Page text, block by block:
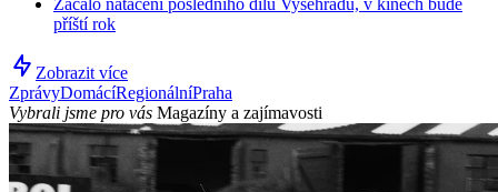
Začalo natáčení posledního dílu Vyšehradu, v kinech bude
příští rok
Zobrazit více
ZprávyDomácíRegionálníPraha
Vybrali jsme pro vás Magazíny a zajímavosti